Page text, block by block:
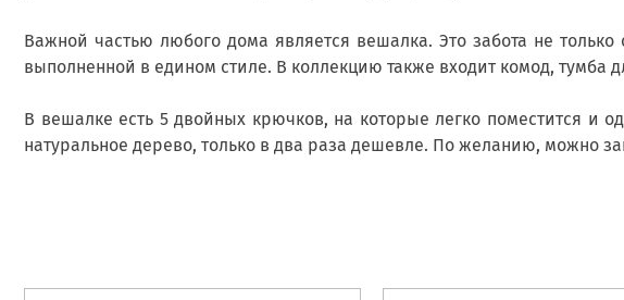
Важной частью любого дома является вешалка. Это забота не
выполненной в едином стиле. В коллекцию также входит комод,
В вешалке есть 5 двойных крючков, на которые легко поместится и
натуральное дерево, только в два раза дешевле. По желанию, можно